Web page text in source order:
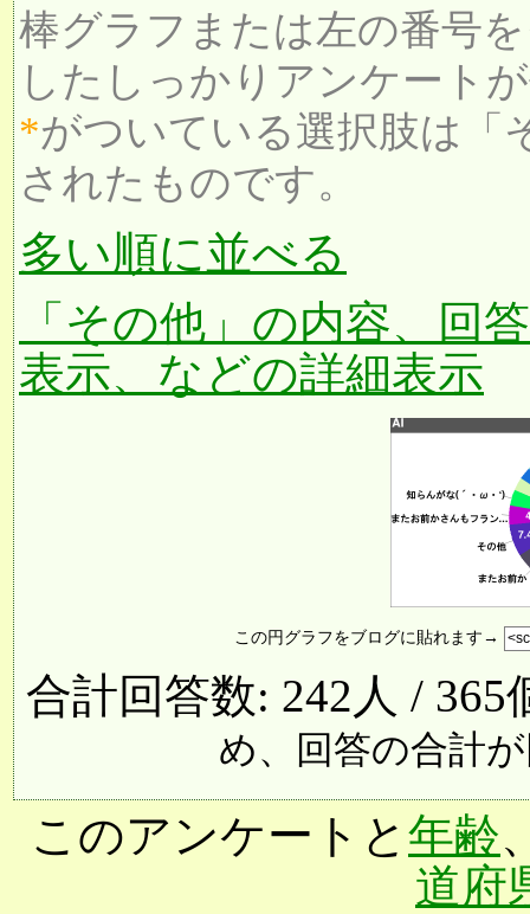
棒グラフまたは左の番号
したしっかりアンケート
*がついている選択肢は「
されたものです。
多い順に並べる
「その他」の内容、回
表示、などの詳細表示
この円グラフをブログに貼れます→
合計回答数: 242人 / 365
め、回答の合計
このアンケートと 年齢
道府